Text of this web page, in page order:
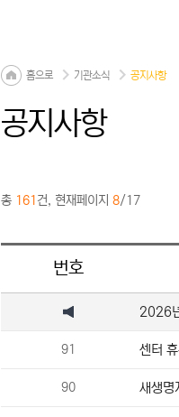
홈으로 기관소식 공지사항
공지사항
총 161 건, 현재페이지 8/17
번호
2026
91 센터
90 새생명